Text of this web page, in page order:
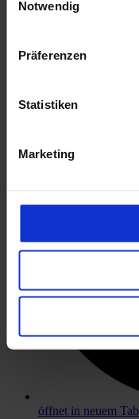
Notwendig
Präferenzen
Statistiken
Marketing
öffnet in neuem Tab